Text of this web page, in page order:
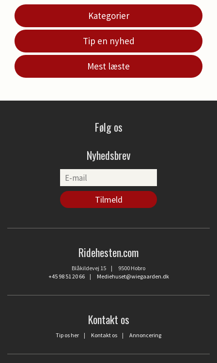
Kategorier
Tip en nyhed
Mest læste
Følg os
Nyhedsbrev
Ridehesten.com
Blåkildevej 15 | 9500 Hobro
+45 98 51 20 66| Mediehuset@wiegaarden.dk
Kontakt os
Tip os her | Kontakt os | Annoncering